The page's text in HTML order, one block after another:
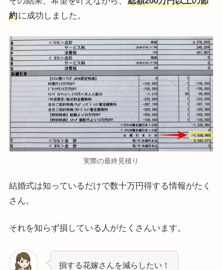
約に成功しました。
実際の最終見積り
結婚式は知っているだけで数十万円得する情報がたく
さん。
それを知らず損している人がたくさんいます。
損する花嫁さんを減らしたい！